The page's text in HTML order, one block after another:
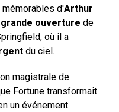
d'Arthur
grande ouverture de
où il a
du ciel.
magistrale de
Fortune transformait
un événement